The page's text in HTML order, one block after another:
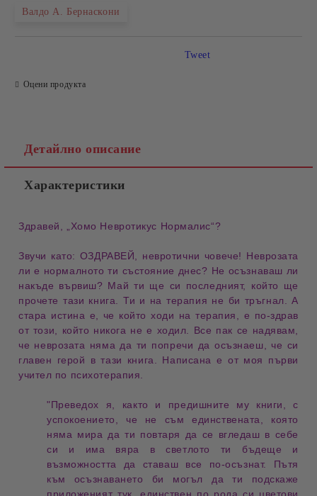
Валдо А. Бернаскони
Оцени продукта
Tweet
Детайлно описание
Характеристики
Здравей, „ Хомо Невротикус Нормалис“?
Звучи като: ОЗДРАВЕЙ, невротични човече! Неврозата
ли е нормалното ти състояние днес? Не осъзнаваш ли
накъде вървиш? Май ти ще си последният, който ще
прочете тази книга. Ти и на терапия не би тръгнал
. А
стара истина е, че който ходи на терапия, е по-здрав
от този, който никога не е ходил. Все пак се надявам,
че неврозата няма да ти попречи да осъзнаеш, че си
главен герой в тази книга. Написана е от моя първи
учител по психотерапия.
"Преведох я, както и предишните му книги, с
успокоението, че не съм единствената, която
няма мира да ти повтаря да се вгледаш в себе
си и има вяра всветлото ти бъдеще и
възможността да ставаш все по-осъзнат. Пътя
към осъзнаването би могъл да ти подскаже